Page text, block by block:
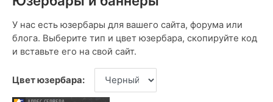
У нас есть юзербары для вашего сайта, форума или
блога. Выберите тип и цвет юзербара, скопируйте код
и вставьте его на свой сайт.
Цвет юзербара: